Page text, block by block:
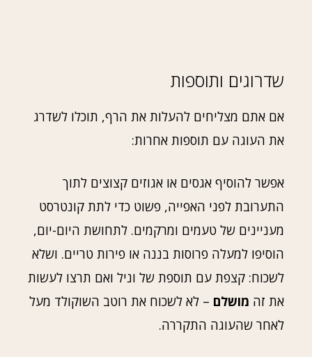
שדרוגים ותוספות
אם אתם מצליחים להעלות את הרף, תוכלו לשדרג
את העוגה עם תוספות אחרות:
אפשר להוסיף אגסים או אגוזים קצוצים לתוך
התערובת לפני האפייה, פשוט כדי לתת קונטרסט
מעניינים של טעמים ומרקמים. לתחושת היום-יום,
הוסיפו למעלה פרוסות בננה או פירות טריים. ושלא
לשכוח: קצפת עם תוספת של וניל ואם תרצו לעשות
את זה מושלם – לא לשכוח את רוטב השוקולד מעל
לאחר שהעוגה התקררה.